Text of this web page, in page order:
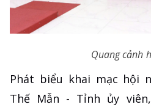
Quang cảnh
Phát biểu khai mạc hội
Thế Mẫn - Tỉnh ủy